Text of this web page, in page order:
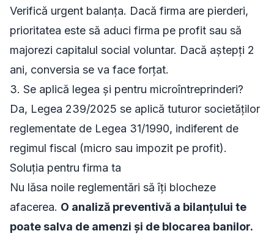
Verifică urgent balanța. Dacă firma are pierderi,
prioritatea este să aduci firma pe profit sau să
majorezi capitalul social voluntar. Dacă aștepți 2
ani, conversia se va face forțat.
3. Se aplică legea și pentru microîntreprinderi?
Da, Legea 239/2025 se aplică tuturor societăților
reglementate de Legea 31/1990, indiferent de
regimul fiscal (micro sau impozit pe profit).
Soluția pentru firma ta
Nu lăsa noile reglementări să îți blocheze
afacerea. O analiză preventivă a bilanțului te
poate salva de amenzi și de blocarea banilor.